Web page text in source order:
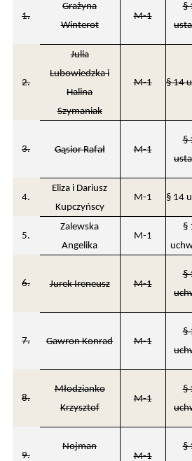
1.
Grażyna
Winterot
M-1
§
2.
Julia
Lubowiedzka i
Halina
Szymaniak
M-1 § 14
3. Gąsior Rafał M-1
§
4.
Eliza i Dariusz
Kupczyńscy
M-1 § 14
5.
Zalewska
Angelika
M-1
§
6. Jurek Ireneusz M-1
§
7. Gawron Konrad M-1
§
8.
Młodzianko
Krzysztof
M-1
§
9.
Nojman
M-1
§